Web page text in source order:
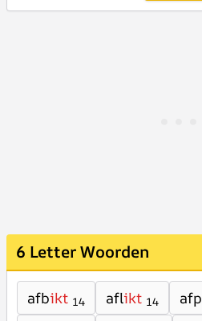
6 Letter Woorden
afbikt 14 aflikt 14 afp